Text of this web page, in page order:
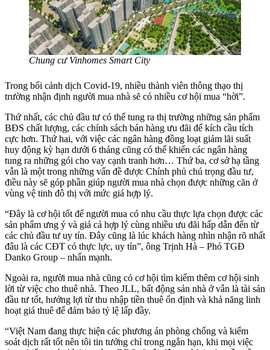
Chung cư Vinhomes Smart City
Trong bối cảnh dịch Covid-19, nhiều thành viên thông thạo thị
trường nhận định người mua nhà sẽ có nhiều cơ hội mua “hời”.
Thứ nhất, các chủ đầu tư có thể tung ra thị trường những sản phẩm
BĐS chất lượng, các chính sách bán hàng ưu đãi để kích cầu tích
cực hơn. Thứ hai, với việc các ngân hàng đồng loạt giảm lãi suất
huy động kỳ hạn dưới 6 tháng cũng có thể khiến các ngân hàng
tung ra những gói cho vay cạnh tranh hơn… Thứ ba, cơ sở hạ tầng
vẫn là một trong những vấn đề được Chính phủ chú trọng đầu tư,
điều này sẽ góp phần giúp người mua nhà chọn được những căn ở
vùng vệ tinh đô thị với mức giá hợp lý.
“Đây là cơ hội tốt để người mua có nhu cầu thực lựa chọn được các
sản phẩm ưng ý và giá cả hợp lý cùng nhiều ưu đãi hấp dẫn đến từ
các chủ đầu tư uy tín. Đây cũng là lúc khách hàng nhìn nhận rõ nhất
đâu là các CĐT có thực lực, uy tín”, ông Trịnh Hà – Phó TGĐ
Danko Group – nhấn mạnh.
Ngoài ra, người mua nhà cũng có cơ hội tìm kiếm thêm cơ hội sinh
lời từ việc cho thuê nhà. Theo JLL, bất động sản nhà ở vẫn là tài sản
đầu tư tốt, hưởng lợi từ thu nhập tiền thuê ổn định và khả năng linh
hoạt giá thuê để đảm bảo tỷ lệ lấp đầy.
“Việt Nam đang thực hiện các phương án phòng chống và kiểm
soát dịch rất tốt nên tôi tin tưởng chỉ trong ngắn hạn, khi mọi việc